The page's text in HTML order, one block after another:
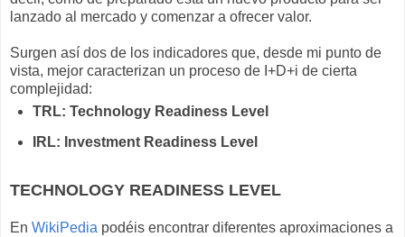
lanzado al mercado y comenzar a ofrecer valor.
Surgen así dos de los indicadores que, desde mi punto de
vista, mejor caracterizan un proceso de I+D+i de cierta
complejidad:
TRL: Technology Readiness Level
IRL: Investment Readiness Level
TECHNOLOGY READINESS LEVEL
En WikiPedia podéis encontrar diferentes aproximaciones a